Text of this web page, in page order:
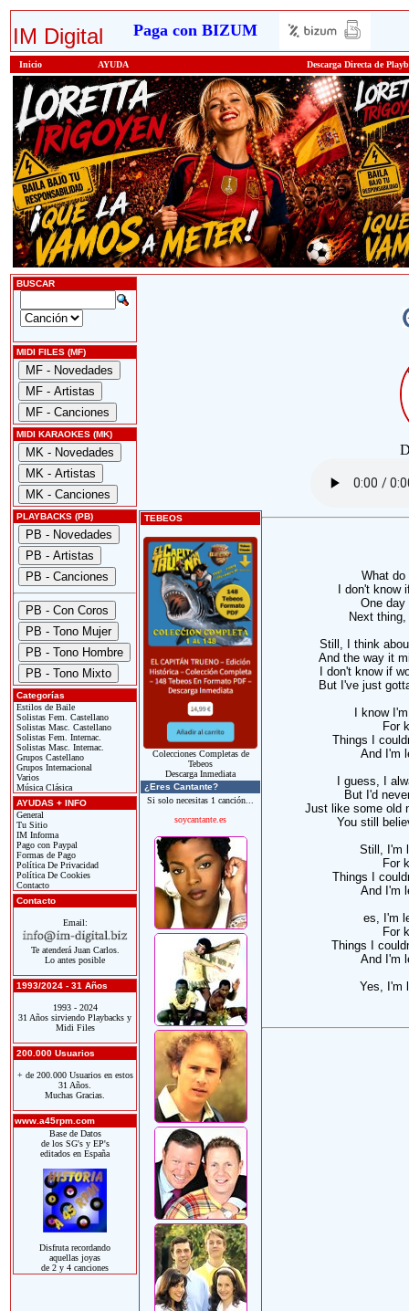
IM Digital Paga con BIZUM
Inicio AYUDA Descarga Directa de
BUSCAR
MIDI FILES (MF)
MIDI KARAOKES (MK)
PLAYBACKS (PB)
Categorías
Estilos de Baile
Solistas Fem. Castellano
Solistas Masc. Castellano
Solistas Fem. Internac.
Solistas Masc. Internac.
Grupos Castellano
Grupos Internacional
Varios
Música Clásica
AYUDAS + INFO
General
Tu Sitio
IM Informa
Pago con Paypal
Formas de Pago
Política De Privacidad
Política De Cookies
Contacto
Contacto
Email:
Te atenderá Juan Carlos.
Lo antes posible
1993/2024 - 31 Años
1993 - 2024
31 Años sirviendo Playbacks y
Midi Files
200.000 Usuarios
+ de 200.000 Usuarios en estos
31 Años.
Muchas Gracias.
www.a45rpm.com
Base de Datos
de los SG's y EP's
editados en España
Disfruta recordando
aquellas joyas
de 2 y 4 canciones
TEBEOS
Colecciones Completas de
Tebeos
Descarga Inmediata
¿Eres Cantante?
Si solo necesitas 1 canción...
soycantante.es
What do
I don't
One day
Next
Still, I think
And the way it
I don't know if
But I've just
I know
For
Things I
And I'm
I guess, I
But I'd
Just like some old
You still
Still, I'm
For
Things I
And I'm
es, I'm
For
Things I
And I'm
Yes, I'm